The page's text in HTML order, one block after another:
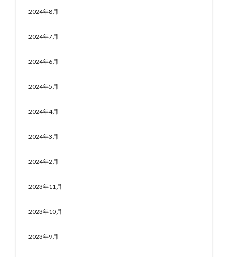
2024年8月
2024年7月
2024年6月
2024年5月
2024年4月
2024年3月
2024年2月
2023年11月
2023年10月
2023年9月